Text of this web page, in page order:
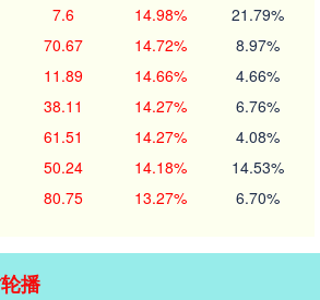
7.6 14.98% 21.79%
70.67 14.72% 8.97%
11.89 14.66% 4.66%
38.11 14.27% 6.76%
61.51 14.27% 4.08%
50.24 14.18% 14.53%
80.75 13.27% 6.70%
播